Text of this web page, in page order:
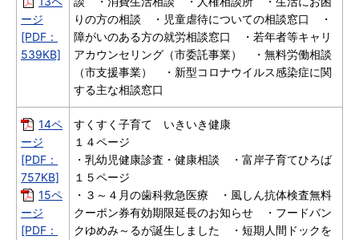
ージ
[PDF：
539KB]
りの方の相談 ・児童虐待についての相談窓口 ・
障がいのある方の就労相談窓口 ・若年者等キャリ
アカウンセリング（市委託事業） ・無料労働相談
（市支援事業） ・新型コロナウイルス感染症に関
する主な相談窓口
14ペ
ージ
[PDF：
757KB]
15ペ
ージ
[PDF：
すくすく子育て いきいき健康
１４ページ
・乳幼児健康診査・健康相談 ・富岸子育てひろば
１５ページ
・３～４月の歯科救急医療 ・風しん抗体検査無料
クーポン券有効期限延長のお知らせ ・フードバン
クゆめみ～るが誕生しました ・短期人間ドックを